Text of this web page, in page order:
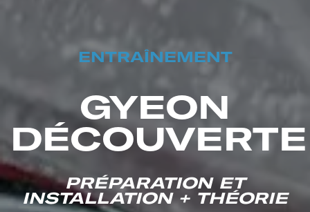
ENTRAÎNEMENT
GYEON
PRÉPARATION ET
INSTALLATION + THÉORIE